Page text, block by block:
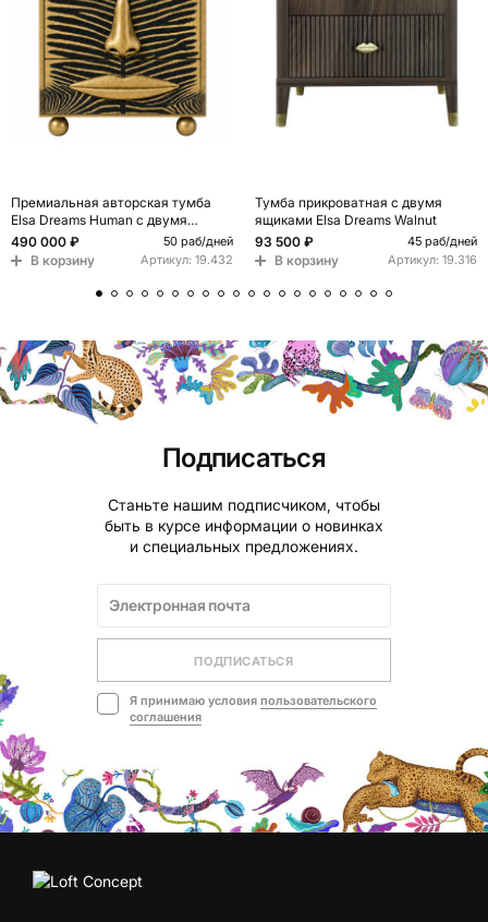
Премиальная авторская тумба
Elsa Dreams Human с двумя
ящиками limited edition
490 000 ₽ 50 раб/дней
В корзину Артикул: 19.432
Тумба прикроватная с двумя
ящиками Elsa Dreams Walnut
93 500 ₽
45 раб/дней
В корзину Артикул: 19.316
Подписаться
Станьте нашим подписчиком, чтобы
быть в курсе информации о новинках
и специальных предложениях.
ПОДПИСАТЬСЯ
Я принимаю условия пользовательского
соглашения